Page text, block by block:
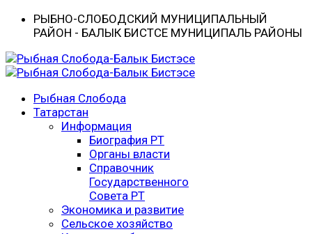
РЫБНО-CЛОБОДСКИЙ МУНИЦИПАЛЬНЫЙ
РАЙОН - БАЛЫК БИСТӘСЕ МУНИЦИПАЛЬ РАЙОНЫ
Рыбная Слобода
Татарстан
Информация
Биография РТ
Органы власти
Справочник
Государственного
Совета РТ
Экономика и развитие
Сельское хозяйство